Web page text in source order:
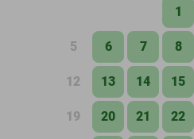
1
5 6 7 8
12 13 14 15
19 20 21 22